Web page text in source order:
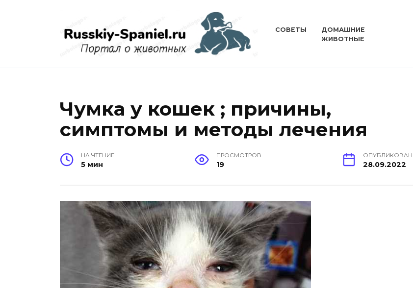
СОВЕТЫ
ДОМАШНИЕ
ЖИВОТНЫЕ
Чумка у кошек ; причины,
симптомы и методы лечения
НА ЧТЕНИЕ
5 мин
ПРОСМОТРОВ
19 28.09.2022